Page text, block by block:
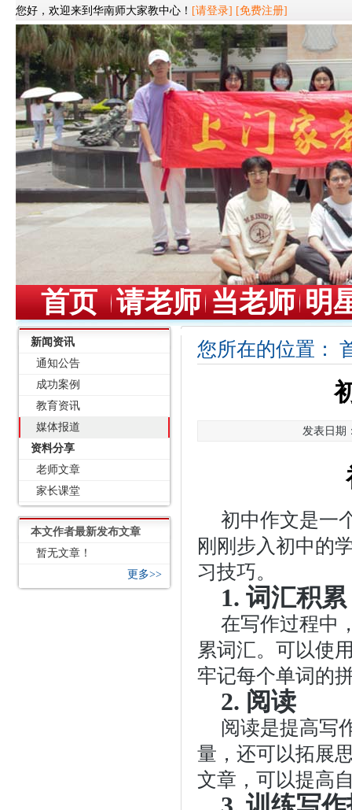
您好，欢迎来到华南师大家教中心！ [请登录] [免费注册]
首页 请老师 当老师 明
新闻资讯
通知公告
成功案例
教育资讯
媒体报道
资料分享
老师文章
家长课堂
本文作者最新发布文章
暂无文章！
更多>>
您所在的位置：
发表日期
初中作文是一
刚刚步入初中的
习技巧。
1. 词汇积累
在写作过程中
累词汇。可以使
牢记每个单词的
2. 阅读
阅读是提高写
量，还可以拓展
文章，可以提高